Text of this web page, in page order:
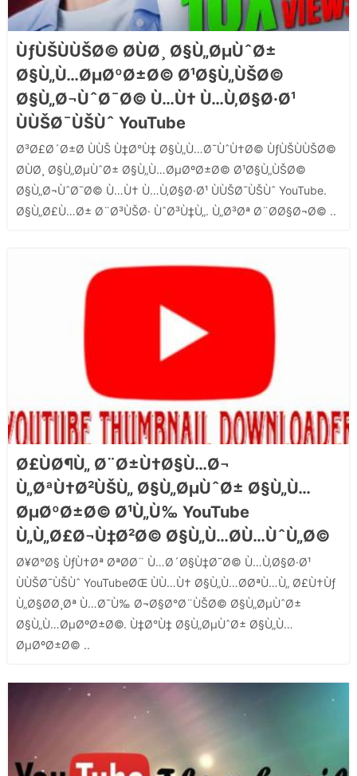
ÙƒÙŠÙÙŠØ© Ø­ÙØ¸ Ø§Ù„ØµÙˆØ±
Ø§Ù„Ù…ØµØºØ±Ø© Ø¹Ø§Ù„ÙŠØ©
Ø§Ù„Ø¬ÙˆØ¯Ø© Ù…Ù† Ù…Ù‚Ø§Ø·Ø¹
ÙÙŠØ¯ÙŠÙˆ YouTube
Ø³Ø£Ø´Ø±Ø­ ÙÙŠ Ù‡Ø°Ù‡ Ø§Ù„Ù…Ø¯ÙˆÙ†Ø© ÙƒÙŠÙÙŠØ©
Ø­ÙØ¸ Ø§Ù„ØµÙˆØ± Ø§Ù„Ù…ØµØºØ±Ø© Ø¹Ø§Ù„ÙŠØ©
Ø§Ù„Ø¬ÙˆØ¯Ø© Ù…Ù† Ù…Ù‚Ø§Ø·Ø¹ ÙÙŠØ¯ÙŠÙˆ YouTube.
Ø§Ù„Ø£Ù…Ø± Ø¨Ø³ÙŠØ· ÙˆØ³Ù‡Ù„. Ù„Ø³Øª Ø¨Ø­Ø§Ø¬Ø© ..
Ø£ÙØ¶Ù„ Ø¨Ø±Ù†Ø§Ù…Ø¬
Ù„ØªÙ†Ø²ÙŠÙ„ Ø§Ù„ØµÙˆØ± Ø§Ù„Ù…
ØµØºØ±Ø© Ø¹Ù„Ù‰ YouTube
Ù„Ù„Ø£Ø¬Ù‡Ø²Ø© Ø§Ù„Ù…Ø­Ù…ÙˆÙ„Ø©
Ø¥Ø°Ø§ ÙƒÙ†Øª ØªØ­Ø¨ Ù…Ø´Ø§Ù‡Ø¯Ø© Ù…Ù‚Ø§Ø·Ø¹
ÙÙŠØ¯ÙŠÙˆ YouTubeØŒ ÙÙ…Ù† Ø§Ù„Ù…Ø­ØªÙ…Ù„ Ø£Ù†Ùƒ
Ù„Ø§Ø­Ø¸Øª Ù…Ø¯Ù‰ Ø¬Ø§Ø°Ø¨ÙŠØ© Ø§Ù„ØµÙˆØ±
Ø§Ù„Ù…ØµØºØ±Ø©. Ù‡Ø°Ù‡ Ø§Ù„ØµÙˆØ± Ø§Ù„Ù…
ØµØºØ±Ø© ..